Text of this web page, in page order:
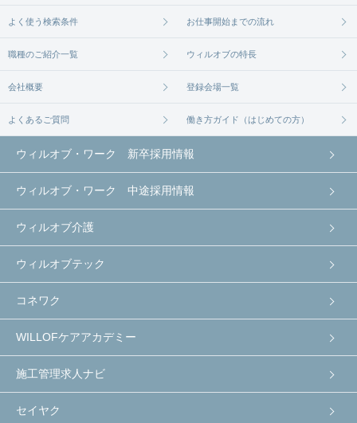
よく使う検索条件 お仕事開始までの流れ
職種のご紹介一覧 ウィルオブの特長
会社概要 登録会場一覧
よくあるご質問 働き方ガイド（はじめての方）
ウィルオブ・ワーク 新卒採用情報
ウィルオブ・ワーク 中途採用情報
ウィルオブ介護
ウィルオブテック
コネワク
WILLOFケアアカデミー
施工管理求人ナビ
セイヤク